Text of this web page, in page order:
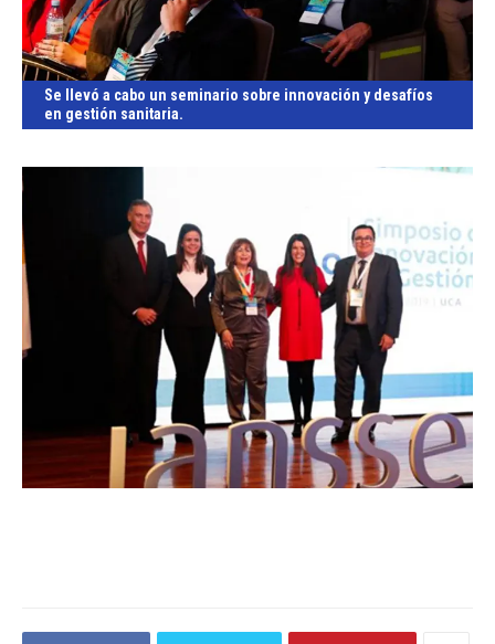
Se llevó a cabo un seminario sobre innovación y desafíos
en gestión sanitaria.